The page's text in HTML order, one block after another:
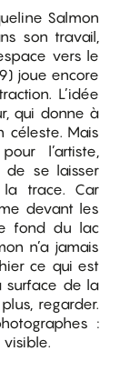
Salmon
son travail,
vers le
joue encore
L’idée
qui donne à
céleste. Mais
l’artiste,
de se laisser
trace. Car
devant les
fond du lac
n’a jamais
ce qui est
de la
regarder.
: